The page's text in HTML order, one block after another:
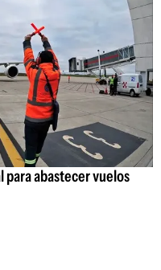
abastecer vuelos